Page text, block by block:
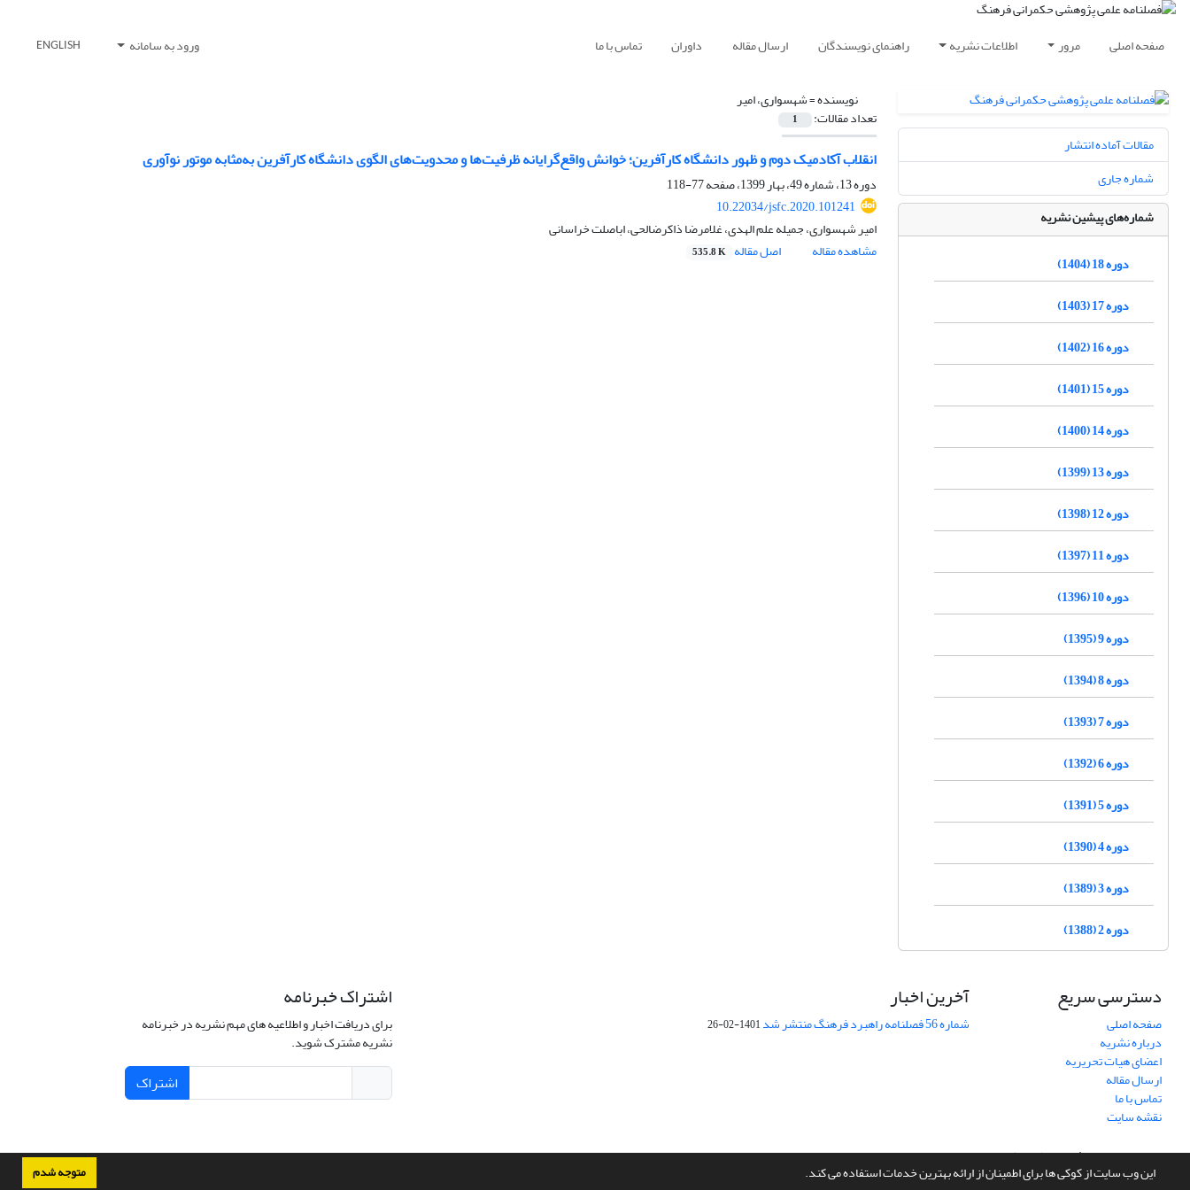
این وب سایت از کوکی ها برای اطمینان از ارائه بهترین خدمات استفاده می کند. متوجه شدم
صفحه اصلی مرور اطلاعات نشریه راهنمای نویسندگان ارسال مقاله داوران تماس با ما ورود به سامانه ENGLISH
نویسنده =شهسواری، امیر
تعداد مقالات: 1
انقلاب آکادمیک دوم و ظهور دانشگاه کارآفرین؛ خوانش واقع‌گرایانه ظرفیت‌ها و محدویت‌های الگوی دانشگاه کارآفرین به‌مثابه موتور نوآوری
دوره 13، شماره 49، بهار 1399، صفحه
77-118
10.22034/jsfc.2020.101241
امیر شهسواری، جمیله علم الهدی، غلامرضا ذاکرضالحی، اباصلت خراسانی
مشاهده مقاله
اصل مقاله 535.8 K
مقالات آماده انتشار
شماره جاری
شماره‌های پیشین نشریه
دوره 18 (1404)
دوره 17 (1403)
دوره 16 (1402)
دوره 15 (1401)
دوره 14 (1400)
دوره 13 (1399)
دوره 12 (1398)
دوره 11 (1397)
دوره 10 (1396)
دوره 9 (1395)
دوره 8 (1394)
دوره 7 (1393)
دوره 6 (1392)
دوره 5 (1391)
دوره 4 (1390)
دوره 3 (1389)
دوره 2 (1388)
دسترسی سریع
صفحه اصلی
درباره نشریه
اعضای هیات تحریریه
ارسال مقاله
تماس با ما
نقشه سایت
آخرین اخبار
شماره 56 فصلنامه راهبرد فرهنگ منتشر شد 1401-02-26
اشتراک خبرنامه
برای دریافت اخبار و اطلاعیه های مهم نشریه در خبرنامه
نشریه مشترک شوید.
اشتراک
سامانه مدیریت نشریات علمی.طراحی و پیاده سازی ازسیناوب